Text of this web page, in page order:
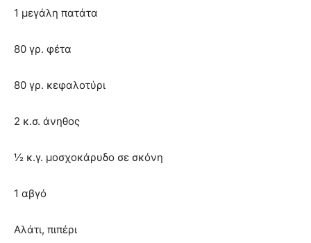
1 μεγάλη πατάτα
80 γρ. φέτα
80 γρ. κεφαλοτύρι
2 κ.σ. άνηθος
½ κ.γ. μοσχοκάρυδο σε σκόνη
1 αβγό
Αλάτι, πιπέρι